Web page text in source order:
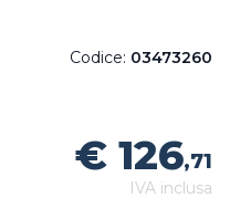
Codice: 03473260
€ 126,71
IVA inclusa